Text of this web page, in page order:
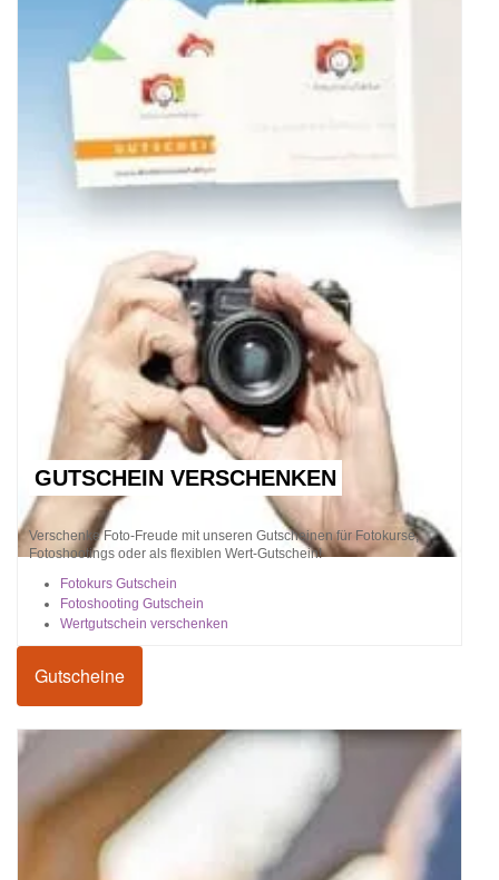
GUTSCHEIN VERSCHENKEN
Verschenke Foto-Freude mit unseren Gutscheinen für Fotokurse,
Fotoshootings oder als flexiblen Wert-Gutschein!
Fotokurs Gutschein
Fotoshooting Gutschein
Wertgutschein verschenken
Gutscheine